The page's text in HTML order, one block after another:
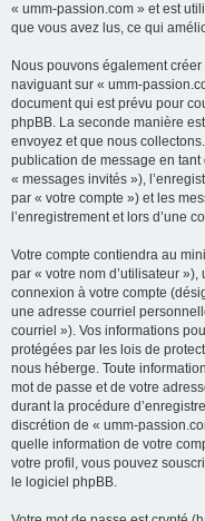
« umm-passion.com » et est
que vous avez lus, ce qui
Nous pouvons également
naviguant sur « umm-
document qui est prévu pour
phpBB. La seconde manière
envoyez et que nous
publication de message en
« messages invités »),
par « votre compte ») et les
l’enregistrement et lors d’une
Votre compte contiendra au
par « votre nom d’utilisateur
connexion à votre compte
une adresse courriel
courriel »). Vos informations
protégées par les lois de
nous héberge. Toute
mot de passe et de votre
durant la procédure
discrétion de « umm-
quelle information de votre
votre profil, vous pouvez
le logiciel phpBB.